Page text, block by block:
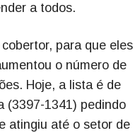
a todos.
para que eles
o número de
Hoje, a lista é de
(3397-1341) pedindo
atingiu até o setor de